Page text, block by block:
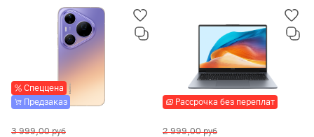
Предзаказ
Спеццена
3 999,00 руб
Рассрочка без переплат
2 999,00 руб